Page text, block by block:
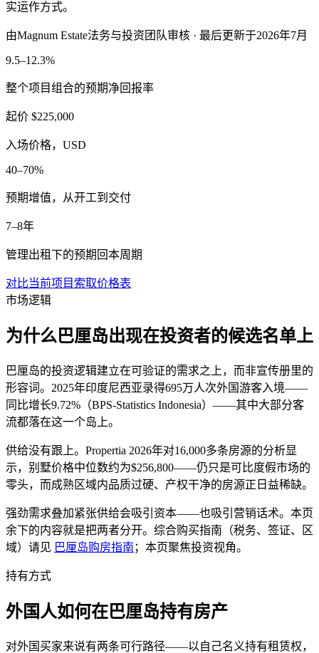
实运作方式。
由Magnum Estate法务与投资团队审核 · 最后更新于2026年7月
9.5–12.3%
整个项目组合的预期净回报率
起价 $225,000
入场价格，USD
40–70%
预期增值，从开工到交付
7–8年
管理出租下的预期回本周期
对比当前项目 索取价格表
市场逻辑
为什么巴厘岛出现在投资者的候选名单上
巴厘岛的投资逻辑建立在可验证的需求之上，而非宣传册里的
形容词。2025年印度尼西亚录得695万人次外国游客入境——
同比增长9.72%（BPS-Statistics Indonesia）——其中大部分客
流都落在这一个岛上。
供给没有跟上。Propertia 2026年对16,000多条房源的分析显
示，别墅价格中位数约为$256,800——仍只是可比度假市场的
零头，而成熟区域内品质过硬、产权干净的房源正日益稀缺。
强劲需求叠加紧张供给会吸引资本——也吸引营销话术。本页
余下的内容就是把两者分开。综合购买指南（税务、签证、区
域）请见 巴厘岛购房指南 ；本页聚焦投资视角。
持有方式
外国人如何在巴厘岛持有房产
对外国买家来说有两条可行路径——以自己名义持有租赁权，